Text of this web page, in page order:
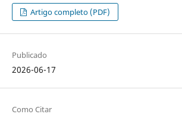
Artigo completo (PDF)
Publicado
2026-06-17
Como Citar